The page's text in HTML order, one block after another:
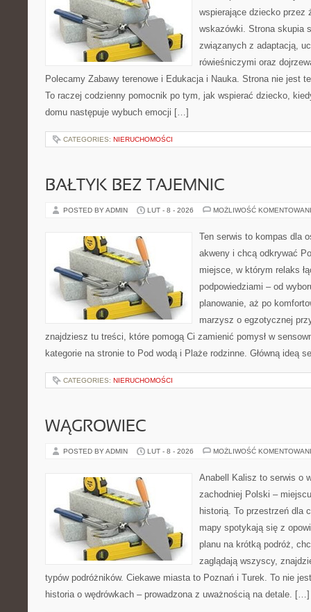
wspierające dziecko przez
wskazówki. Strona skupia
związanych z adaptacją,
rówieśniczymi oraz
Polecamy Zabawy terenowe i Edukacja i Nauka. Strona nie jest
To raczej codzienny pomocnik po tym, jak wspierać dziecko,
domu następuje wybuch emocji […]
CATEGORIES: NIERUCHOMOŚCI
BAŁTYK BEZ TAJEMNIC
POSTED BY ADMIN LUT - 8 - 2026 MOŻLIWOŚĆ
Ten serwis to kompas dla
akweny i chcą odkrywać
miejsce, w którym relaks
podpowiedziami – od
planowanie, aż po
marzysz o egzotycznej
znajdziesz tu treści, które pomogą Ci zamienić pomysł w
kategorie na stronie to Pod wodą i Plaże rodzinne. Główną ideą
CATEGORIES: NIERUCHOMOŚCI
WĄGROWIEC
POSTED BY ADMIN LUT - 8 - 2026 MOŻLIWOŚĆ
Anabell Kalisz to serwis o
zachodniej Polski –
historią. To przestrzeń dla
mapy spotykają się z
planu na krótką podróż,
zaglądają wszyscy,
typów podróżników. Ciekawe miasta to Poznań i Turek. To nie
historia o wędrówkach – prowadzona z uważnością na detale. […]